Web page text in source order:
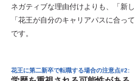
ネガティブな理由付けよりも、「新
「花王が自分のキャリアパスに合っ
です。
花王に第二新卒で転職する場合の注意点#2: